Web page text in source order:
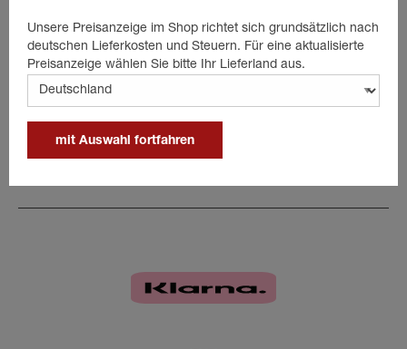
Details
Verzahnt
Unsere Preisanzeige im Shop richtet sich grundsätzlich nach
deutschen Lieferkosten und Steuern. Für eine aktualisierte
Preisanzeige wählen Sie bitte Ihr Lieferland aus.
mit Auswahl fortfahren